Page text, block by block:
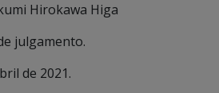
Hirokawa Higa
julgamento.
de 2021.